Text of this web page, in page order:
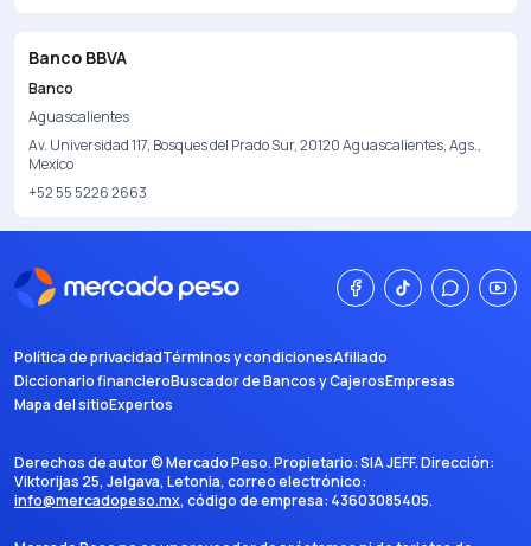
Banco BBVA
Banco
Aguascalientes
Av. Universidad 117, Bosques del Prado Sur, 20120 Aguascalientes, Ags.,
Mexico
+52 55 5226 2663
Política de privacidadTérminos y condicionesAfiliado
Diccionario financieroBuscador de Bancos y CajerosEmpresas
Mapa del sitioExpertos
Derechos de autor ©Mercado Peso. Propietario:SIA JEFF. Dirección:
Viktorijas 25, Jelgava, Letonia, correo electrónico:
info@mercadopeso.mx, código de empresa: 43603085405.